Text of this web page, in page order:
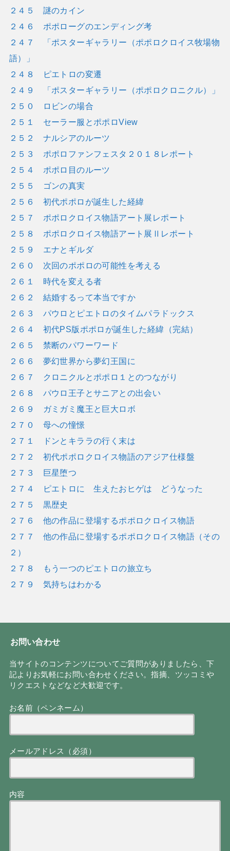
２４５ 謎のカイン
２４６ ポポローグのエンディング考
２４７ 「ポスターギャラリー（ポポロクロイス牧場物
語）」
２４８ ピエトロの変遷
２４９ 「ポスターギャラリー（ポポロクロニクル）」
２５０ ロビンの場合
２５１ セーラー服とポポロView
２５２ ナルシアのルーツ
２５３ ポポロファンフェスタ２０１８レポート
２５４ ポポロ目のルーツ
２５５ ゴンの真実
２５６ 初代ポポロが誕生した経緯
２５７ ポポロクロイス物語アート展レポート
２５８ ポポロクロイス物語アート展Ⅱレポート
２５９ エナとギルダ
２６０ 次回のポポロの可能性を考える
２６１ 時代を変える者
２６２ 結婚するって本当ですか
２６３ パウロとピエトロのタイムパラドックス
２６４ 初代PS版ポポロが誕生した経緯（完結）
２６５ 禁断のパワーワード
２６６ 夢幻世界から夢幻王国に
２６７ クロニクルとポポロ１とのつながり
２６８ パウロ王子とサニアとの出会い
２６９ ガミガミ魔王と巨大ロボ
２７０ 母への憧憬
２７１ ドンとキララの行く末は
２７２ 初代ポポロクロイス物語のアジア仕様盤
２７３ 巨星堕つ
２７４ ピエトロに 生えたおヒゲは どうなった
２７５ 黒歴史
２７６ 他の作品に登場するポポロクロイス物語
２７７ 他の作品に登場するポポロクロイス物語（その
２）
２７８ もう一つのピエトロの旅立ち
２７９ 気持ちはわかる
お問い合わせ
当サイトのコンテンツについてご質問がありましたら、下
記よりお気軽にお問い合わせください。指摘、ツッコミや
リクエストなどなど大歓迎です。
お名前（ペンネーム）
メールアドレス（必須）
内容